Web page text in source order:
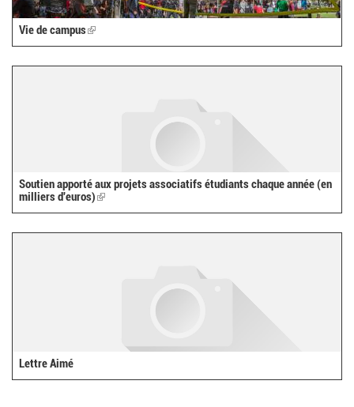
Vie de campus(link
is
Soutien apporté aux projets associatifs étudiants chaque année (en
milliers d'euros)(link
is
Lettre Aimé